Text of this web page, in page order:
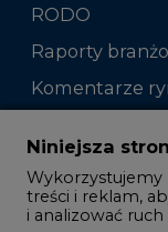
RODO
Raporty
Komentarze
Zmiany
Studio CIRE
Rozmowy o
Niniejsza
Wykorzystujemy
treści i reklam,
i analizować